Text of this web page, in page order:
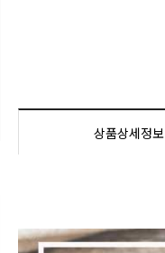
상품상세정보